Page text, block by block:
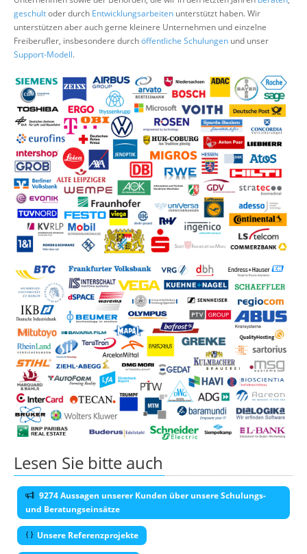
Über uns
Suche
geschultoder durch Entwicklungsarbeiten unterstützt haben. Wir
unterstützen aber auch gerne kleinere Unternehmen und einzelne
Freiberufler, insbesondere durchöffentliche Schulungen und unser
Support-Modell.
Lesen Sie bitte auch
9274 Aussagen unserer Kunden über unsere Schulungs-
und Beratungseinsätze
Unsere Referenzprojekte